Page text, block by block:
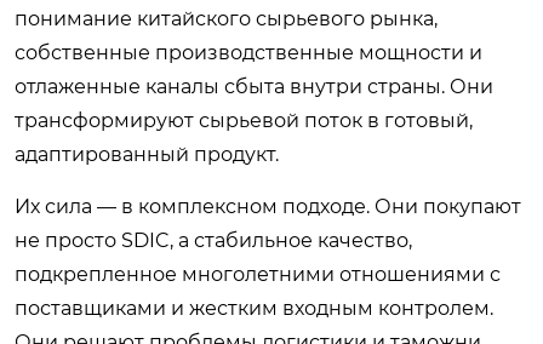
понимание китайского сырьевого рынка,
собственные производственные мощности и
отлаженные каналы сбыта внутри страны. Они
трансформируют сырьевой поток в готовый,
адаптированный продукт.
Их сила — в комплексном подходе. Они покупают
не просто SDIC, а стабильное качество,
подкрепленное многолетними отношениями с
поставщиками и жестким входным контролем.